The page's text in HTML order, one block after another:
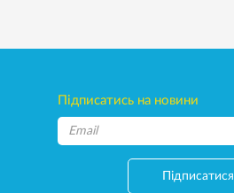
Підписатись на новини
Підписатися